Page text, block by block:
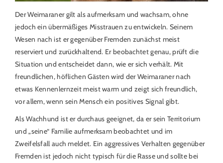
Der Weimaraner gilt als aufmerksam und wachsam, ohne
jedoch ein übermäßiges Misstrauen zu entwickeln. Seinem
Wesen nach ist er gegenüber Fremden zunächst meist
reserviert und zurückhaltend. Er beobachtet genau, prüft die
Situation und entscheidet dann, wie er sich verhält. Mit
freundlichen, höflichen Gästen wird der Weimaraner nach
etwas Kennenlernzeit meist warm und zeigt sich freundlich,
vor allem, wenn sein Mensch ein positives Signal gibt.
Als Wachhund ist er durchaus geeignet, da er sein Territorium
und „seine“ Familie aufmerksam beobachtet und im
Zweifelsfall auch meldet. Ein aggressives Verhalten gegenüber
Fremden ist jedoch nicht typisch für die Rasse und sollte bei